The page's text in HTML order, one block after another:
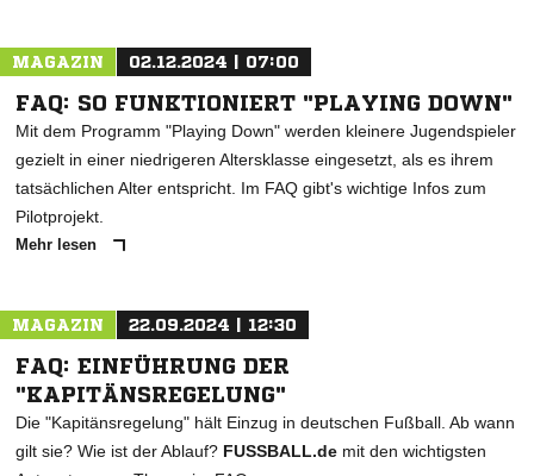
MAGAZIN 02.12.2024 | 07:00
FAQ: SO FUNKTIONIERT "PLAYING DOWN"
Mit dem Programm "Playing Down" werden kleinere Jugendspieler
gezielt in einer niedrigeren Altersklasse eingesetzt, als es ihrem
tatsächlichen Alter entspricht. Im FAQ gibt's wichtige Infos zum
Pilotprojekt.
Mehr lesen
MAGAZIN 22.09.2024 | 12:30
FAQ: EINFÜHRUNG DER
"KAPITÄNSREGELUNG"
Die "Kapitänsregelung" hält Einzug in deutschen Fußball. Ab wann
gilt sie? Wie ist der Ablauf? FUSSBALL.de mit den wichtigsten